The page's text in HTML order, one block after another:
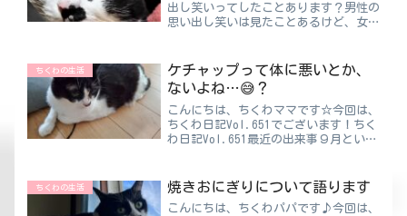
出し笑いってしたことあります？男性の
思い出し笑いは見たことあるけど、女性
レるととっても恥ずかしい思い出し笑い
😅ちくわパパ思い出すと笑わ...
ちくわの生活
ケチャップって体に悪いとか、
ないよね…😅？
こんにちは、ちくわママです☆今回は、
ちくわ日記Vol.651でございます！ちく
わ日記Vol.651最近の出来事９月といえ
ど…パパにとってはママ👩＜イカ🦑だっ
たようです💦そ...
ちくわの生活 焼きおにぎりについて語ります
こんにちは、ちくわパパです♪今回は、